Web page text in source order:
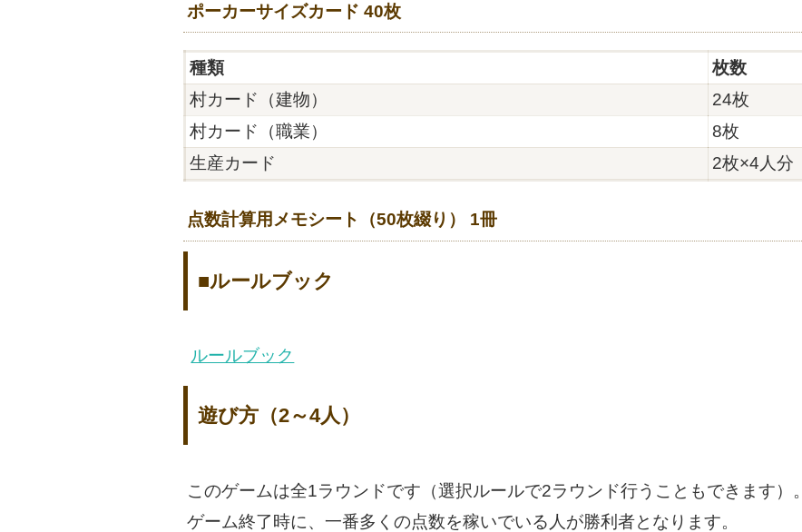
ポーカーサイズカード 40枚
種類
枚数
村カード（建物）
24枚
村カード（職業）
8枚
生産カード
2枚×4人分
点数計算用メモシート（50枚綴り） 1冊
■ルールブック
ルールブック
遊び方（2～4人）
このゲームは全1ラウンドです（選択ルールで2ラウンド行うこともできます）。
ゲーム終了時に、一番多くの点数を稼いでいる人が勝利者となります。